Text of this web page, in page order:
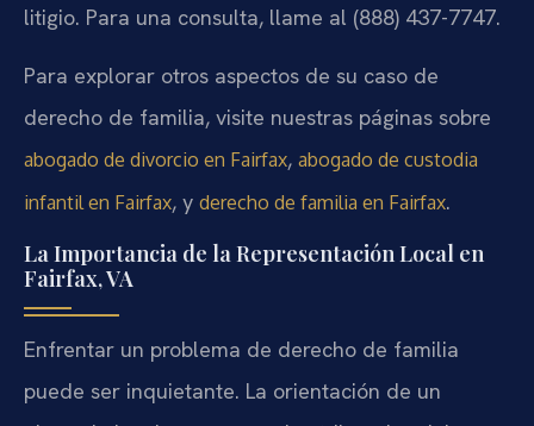
litigio. Para una consulta, llame al (888) 437-7747.
Para explorar otros aspectos de su caso de
derecho de familia, visite nuestras páginas sobre
abogado de divorcio en Fairfax, abogado de custodia
infantil en Fairfax, y derecho de familia en Fairfax.
La Importancia de la Representación Local en
Fairfax, VA
Enfrentar un problema de derecho de familia
puede ser inquietante. La orientación de un